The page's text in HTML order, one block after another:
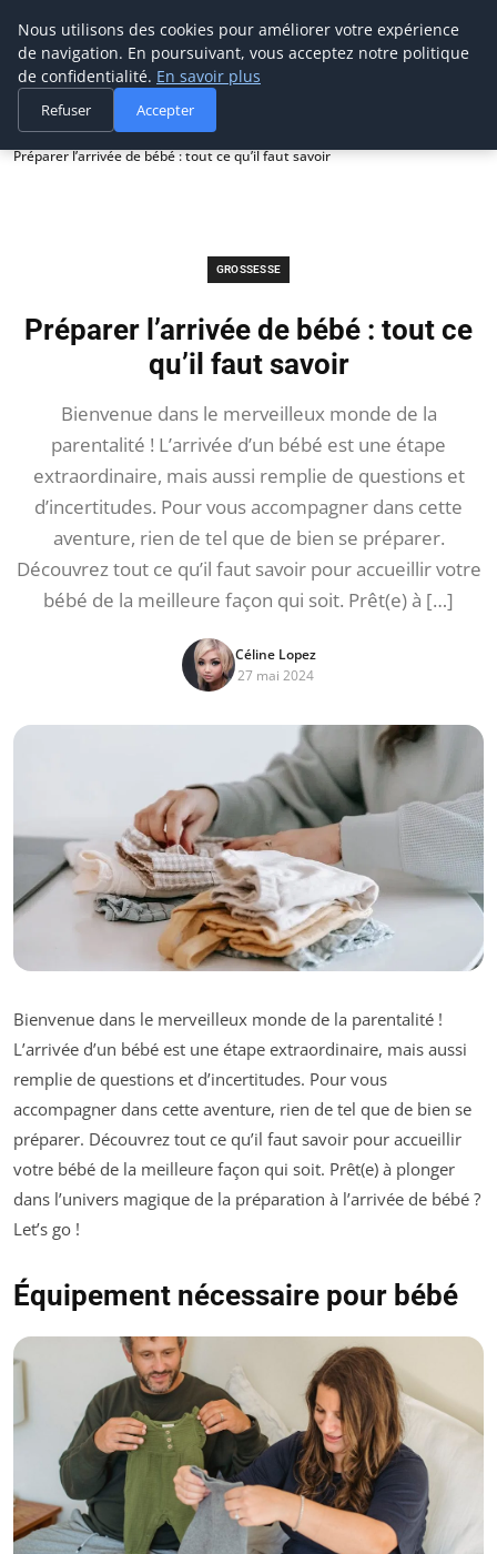
Maman-bebe.ch
Accueil
Grossesse
Préparer l’arrivée de bébé : tout ce qu’il faut savoir
GROSSESSE
Préparer l’arrivée de bébé : tout ce
qu’il faut savoir
Bienvenue dans le merveilleux monde de la
parentalité ! L’arrivée d’un bébé est une étape
extraordinaire, mais aussi remplie de questions et
d’incertitudes. Pour vous accompagner dans cette
aventure, rien de tel que de bien se préparer.
Découvrez tout ce qu’il faut savoir pour accueillir votre
bébé de la meilleure façon qui soit. Prêt(e) à […]
Céline Lopez
27 mai 2024
Bienvenue dans le merveilleux monde de la parentalité !
L’arrivée d’un bébé est une étape extraordinaire, mais aussi
remplie de questions et d’incertitudes. Pour vous
accompagner dans cette aventure, rien de tel que de bien se
préparer. Découvrez tout ce qu’il faut savoir pour accueillir
votre bébé de la meilleure façon qui soit. Prêt(e) à plonger
dans l’univers magique de la préparation à l’arrivée de bébé ?
Let’s go !
Équipement nécessaire pour bébé
Nous utilisons des cookies pour améliorer votre expérience
de navigation. En poursuivant, vous acceptez notre politique
de confidentialité. En savoir plus
Refuser Accepter